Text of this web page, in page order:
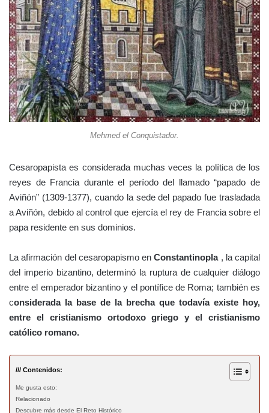
Mehmed el Conquistador.
Cesaropapista es considerada muchas veces la política de los
reyes de Francia durante el período del llamado “papado de
Aviñón” (1309-1377), cuando la sede del papado fue trasladada
a Aviñón, debido al control que ejercía el rey de Francia sobre el
papa residente en sus dominios.
La afirmación del cesaropapismo enConstantinopla, la capital
del imperio bizantino, determinó la ruptura de cualquier diálogo
entre el emperador bizantino y el pontífice de Roma; también es
considerada la base de la brecha que todavía existe hoy,
entre el cristianismo ortodoxo griego y el cristianismo
católico romano.
/// Contenidos:
Me gusta esto:
Relacionado
Descubre más desde El Reto Histórico